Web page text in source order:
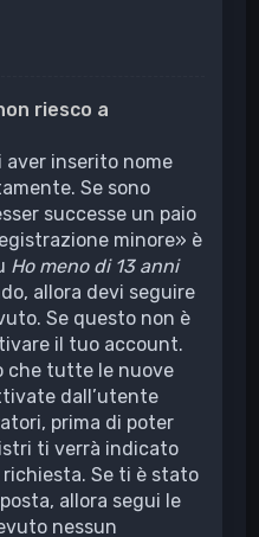
riesco a
inserito nome
Se sono
successe un paio
minore» è
Ho meno di 13 anni
allora devi seguire
Se questo non è
il tuo account.
che tutte le nuove
dall’utente
prima di poter
ti verrà indicato
Se ti è stato
allora segui le
nessun